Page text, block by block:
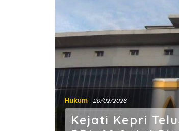
Hukum 20/02/2026
Kejati Kepri